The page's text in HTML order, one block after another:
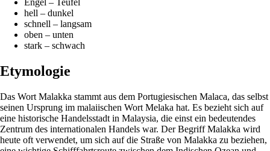
Engel – Teufel
hell – dunkel
schnell – langsam
oben – unten
stark – schwach
Etymologie
Das Wort Malakka stammt aus dem Portugiesischen Malaca, das selbst
seinen Ursprung im malaiischen Wort Melaka hat. Es bezieht sich auf
eine historische Handelsstadt in Malaysia, die einst ein bedeutendes
Zentrum des internationalen Handels war. Der Begriff Malakka wird
heute oft verwendet, um sich auf die Straße von Malakka zu beziehen,